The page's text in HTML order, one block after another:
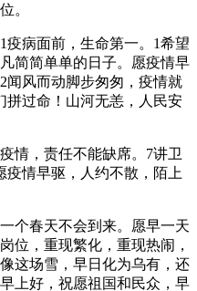
。
疫病面前，生命第一。1希望
简简单单的日子。愿疫情早
闻风而动脚步匆匆，疫情就
拼过命！山河无恙，人民安
情，责任不能缺席。7讲卫
疫情早驱，人约不散，陌上
个春天不会到来。愿早一天
位，重现繁化，重现热闹，
这场雪，早日化为乌有，还
上好，祝愿祖国和民众，早